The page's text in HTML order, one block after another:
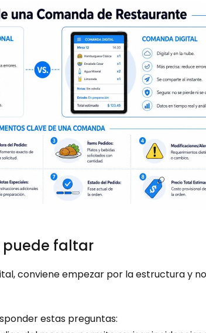
puede faltar
conviene empezar por la estructura y
estas preguntas: